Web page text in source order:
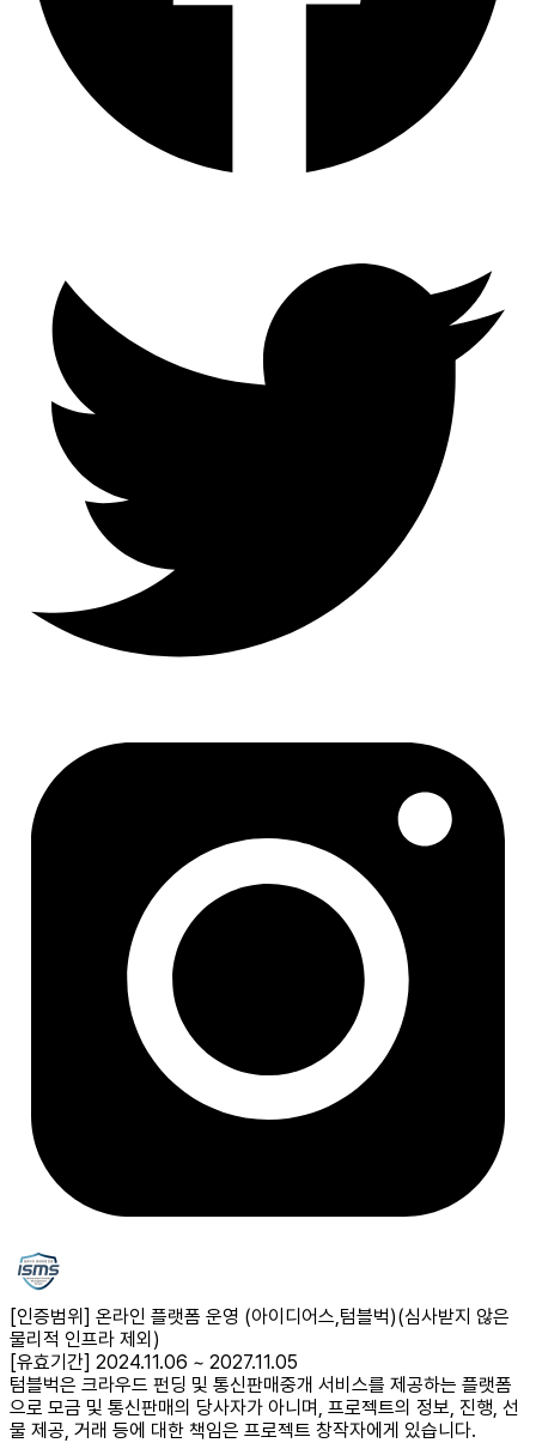
[인증범위] 온라인 플랫폼 운영 (아이디어스,텀블벅)(심사받지 않은
물리적 인프라 제외)
[유효기간] 2024.11.06 ~ 2027.11.05
텀블벅은 크라우드 펀딩 및 통신판매중개 서비스를 제공하는 플랫폼
으로 모금 및 통신판매의 당사자가 아니며, 프로젝트의 정보, 진행, 선
물 제공, 거래 등에 대한 책임은 프로젝트 창작자에게 있습니다.